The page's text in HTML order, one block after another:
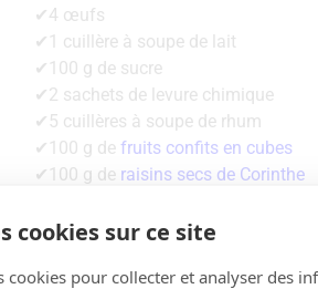
✔4 œufs
✔1 cuillère à soupe de lait
✔100 g de sucre
✔2 sachets de levure chimique
✔5 cuillères à soupe de rhum
✔100 g de fruits confits en cubes
✔100 g de raisins secs de Corinthe
cookies sur ce site
cookies pour collecter et analyser des